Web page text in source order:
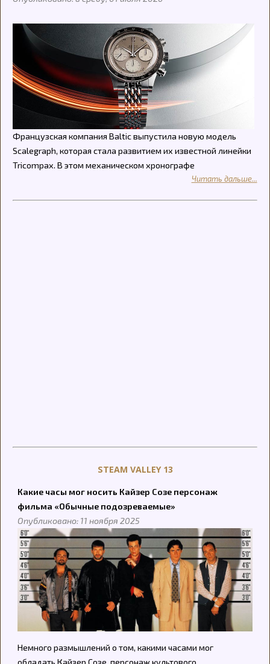
Французская компания Baltic выпустила новую модель
Scalegraph, которая стала развитием их известной линейки
Tricompax. В этом механическом хронографе
Читать дальше...
STEAM VALLEY 13
Какие часы мог носить Кайзер Созе персонаж
фильма «Обычные подозреваемые»
Опубликовано: 11 ноября 2025
Немного размышлений о том, какими часами мог
обладать Кайзер Созе, персонаж культового...